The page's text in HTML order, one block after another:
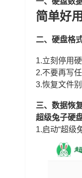
简单好
二、硬盘格
1.立刻停用
2.不要再写
3.恢复文件
三、数据恢
超级兔子硬
1.启动“超级